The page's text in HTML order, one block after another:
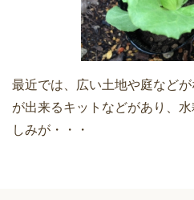
最近では、広い土地や庭など
が出来るキットなどがあり、
しみが・・・